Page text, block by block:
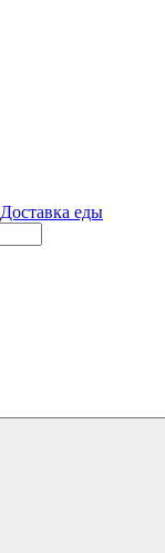
Доставка еды